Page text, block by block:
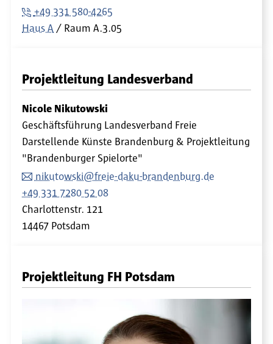
+49 331 580-4265
Haus A
Raum A.3.05
Projektleitung Landesverband
Nicole Nikutowski
Geschäftsführung Landesverband Freie
Darstellende Künste Brandenburg & Projektleitung
"Brandenburger Spielorte"
nikutowski@freie-daku-brandenburg.de
+49 331 7280 52 08
Charlottenstr. 121
14467 Potsdam
Projektleitung FH Potsdam